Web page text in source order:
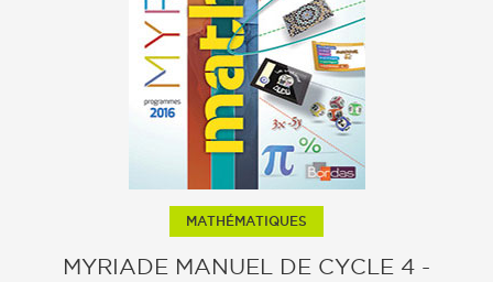
MATHÉMATIQUES
MYRIADE MANUEL DE CYCLE 4 -